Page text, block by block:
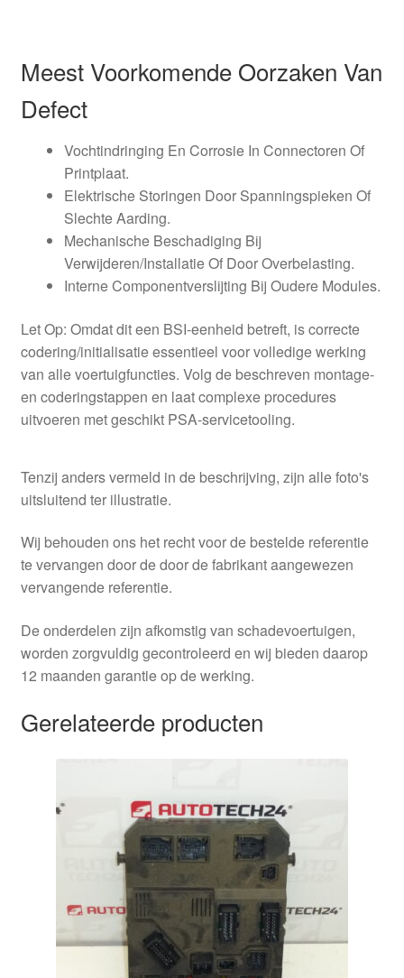
Meest Voorkomende Oorzaken Van
Defect
Vochtindringing En Corrosie In Connectoren Of
Printplaat.
Elektrische Storingen Door Spanningspieken Of
Slechte Aarding.
Mechanische Beschadiging Bij
Verwijderen/Installatie Of Door Overbelasting.
Interne Componentverslijting Bij Oudere Modules.
Let Op: Omdat dit een BSI-eenheid betreft, is correcte
codering/initialisatie essentieel voor volledige werking
van alle voertuigfuncties. Volg de beschreven montage-
en coderingstappen en laat complexe procedures
uitvoeren met geschikt PSA-servicetooling.
Tenzij anders vermeld in de beschrijving, zijn alle foto's
uitsluitend ter illustratie.
Wij behouden ons het recht voor de bestelde referentie
te vervangen door de door de fabrikant aangewezen
vervangende referentie.
De onderdelen zijn afkomstig van schadevoertuigen,
worden zorgvuldig gecontroleerd en wij bieden daarop
12 maanden garantie op de werking.
Gerelateerde producten